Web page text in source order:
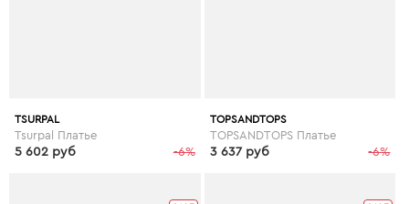
TSURPAL
Tsurpal Платье
-6%
5 602 руб
TOPSANDTOPS
TOPSANDTOPS Платье
-6%
3 637 руб